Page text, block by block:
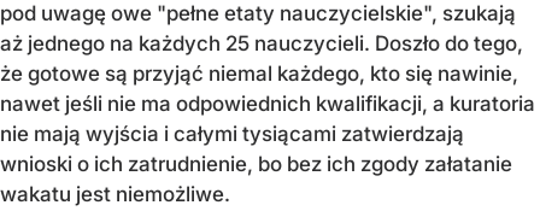
pod uwagę owe "pełne etaty nauczycielskie", szukają
aż jednego na każdych 25 nauczycieli. Doszło do tego,
że gotowe są przyjąć niemal każdego, kto się nawinie,
nawet jeśli nie ma odpowiednich kwalifikacji, a kuratoria
nie mają wyjścia i całymi tysiącami zatwierdzają
wnioski o ich zatrudnienie, bo bez ich zgody załatanie
wakatu jest niemożliwe.